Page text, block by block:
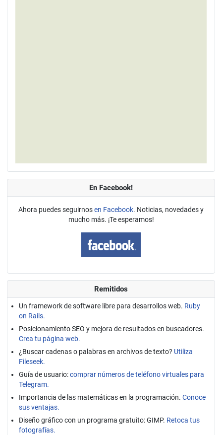
En Facebook!
Ahora puedes seguirnosen Facebook. Noticias, novedades y
mucho más. ¡Te esperamos!
Remitidos
Un framework de software libre para desarrollos web. Ruby
on Rails.
Posicionamiento SEO y mejora de resultados en buscadores.
Crea tu página web.
¿Buscar cadenas o palabras en archivos de texto? Utiliza
Fileseek.
Guía de usuario:comprar números de teléfono virtuales para
Telegram.
Importancia de las matemáticas en la programación. Conoce
sus ventajas.
Diseño gráfico con un programa gratuito: GIMP. Retoca tus
fotografías.